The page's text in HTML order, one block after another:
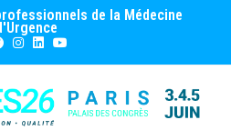
de la Médecine